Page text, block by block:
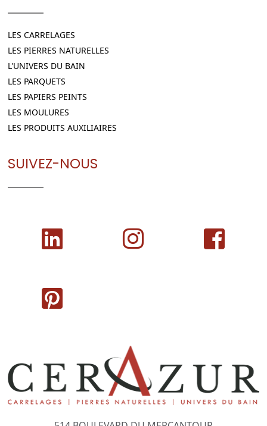
LES CARRELAGES
LES PIERRES NATURELLES
L'UNIVERS DU BAIN
LES PARQUETS
LES PAPIERS PEINTS
LES MOULURES
LES PRODUITS AUXILIAIRES
SUIVEZ-NOUS